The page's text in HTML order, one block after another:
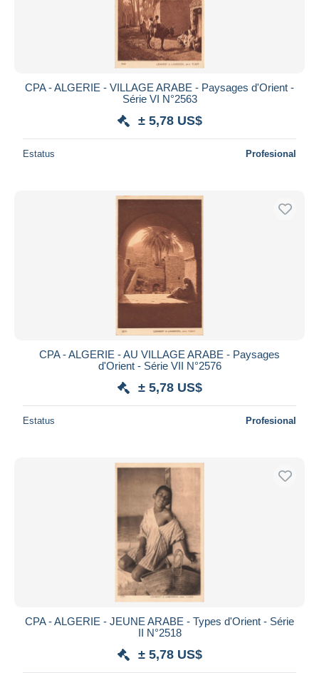
CPA - ALGERIE - VILLAGE ARABE - Paysages d'Orient -
Série VI N°2563
± 5,78 US$
Estatus Profesional
CPA - ALGERIE - AU VILLAGE ARABE - Paysages
d'Orient - Série VII N°2576
± 5,78 US$
Estatus Profesional
CPA - ALGERIE - JEUNE ARABE - Types d'Orient - Série
II N°2518
± 5,78 US$